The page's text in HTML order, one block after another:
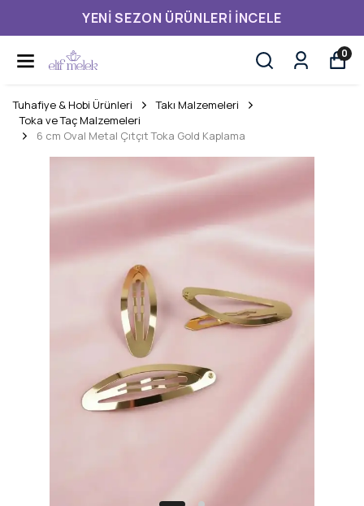
YENI SEZON ÜRÜNLERI İNCELE
0
Tuhafiye & Hobi Ürünleri
Takı Malzemeleri
Toka ve Taç Malzemeleri
6 cm Oval Metal Çıtçıt Toka Gold Kaplama